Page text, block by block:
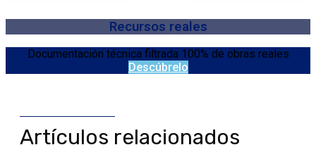
Recursos reales
Documentación técnica filtrada 100% de obras reales
Descúbrelo
Artículos relacionados